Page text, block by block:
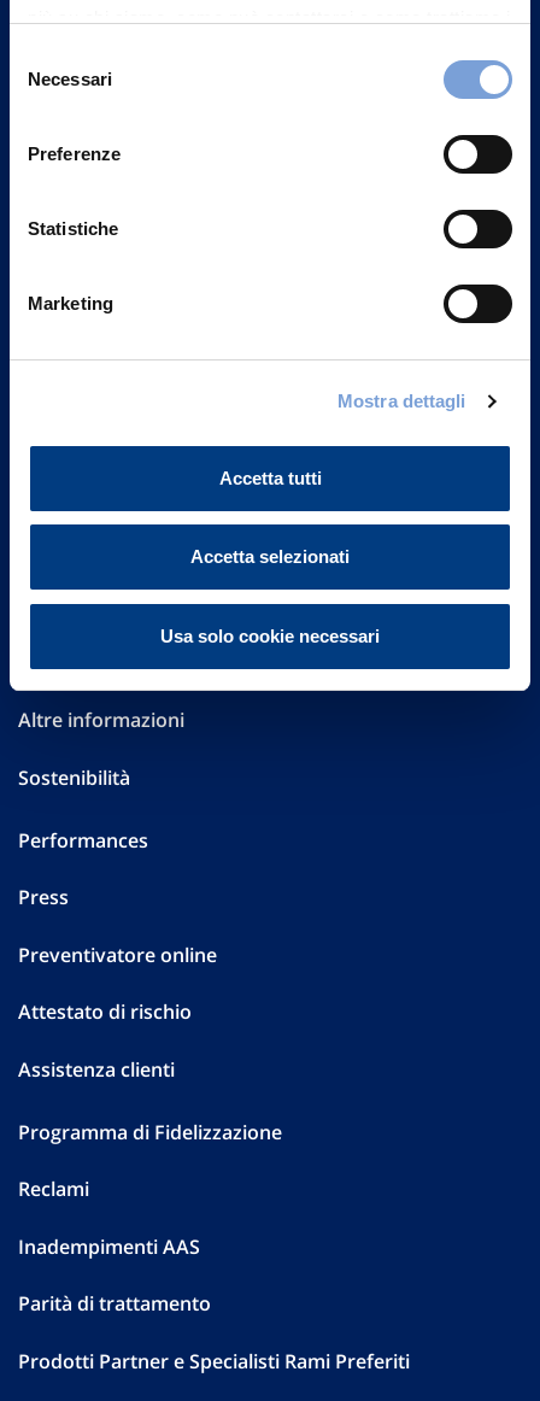
può trovare nel footer del sito nella sezione "Informativa
delNecessari
Preferenze
Statistiche
Marketing
Mostra dettagli
Accetta tutti
Accetta selezionati
Usa solo cookie necessari
Contattaci
Governance
Investor Relations
Altre informazioni
Sostenibilità
Performances
Press
Preventivatore online
Attestato di rischio
Assistenza clienti
Programma di Fidelizzazione
Reclami
Inadempimenti AAS
Parità di trattamento
Prodotti Partner e Specialisti Rami Preferiti